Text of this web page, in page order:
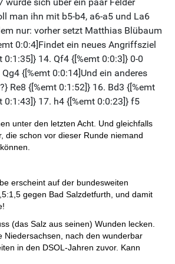
unter den letzten Acht. Und gleichfalls
die schon vor dieser Runde niemand
erscheint auf der bundesweiten
gegen Bad Salzdetfurth, und damit
(das Salz aus seinen) Wunden lecken.
Niedersachsen, nach den wunderbar
in den DSOL-Jahren zuvor. Kann